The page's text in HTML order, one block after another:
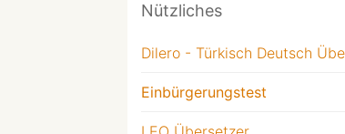
Nützliches
Dilero - Türkisch Deutsch
Einbürgerungstest